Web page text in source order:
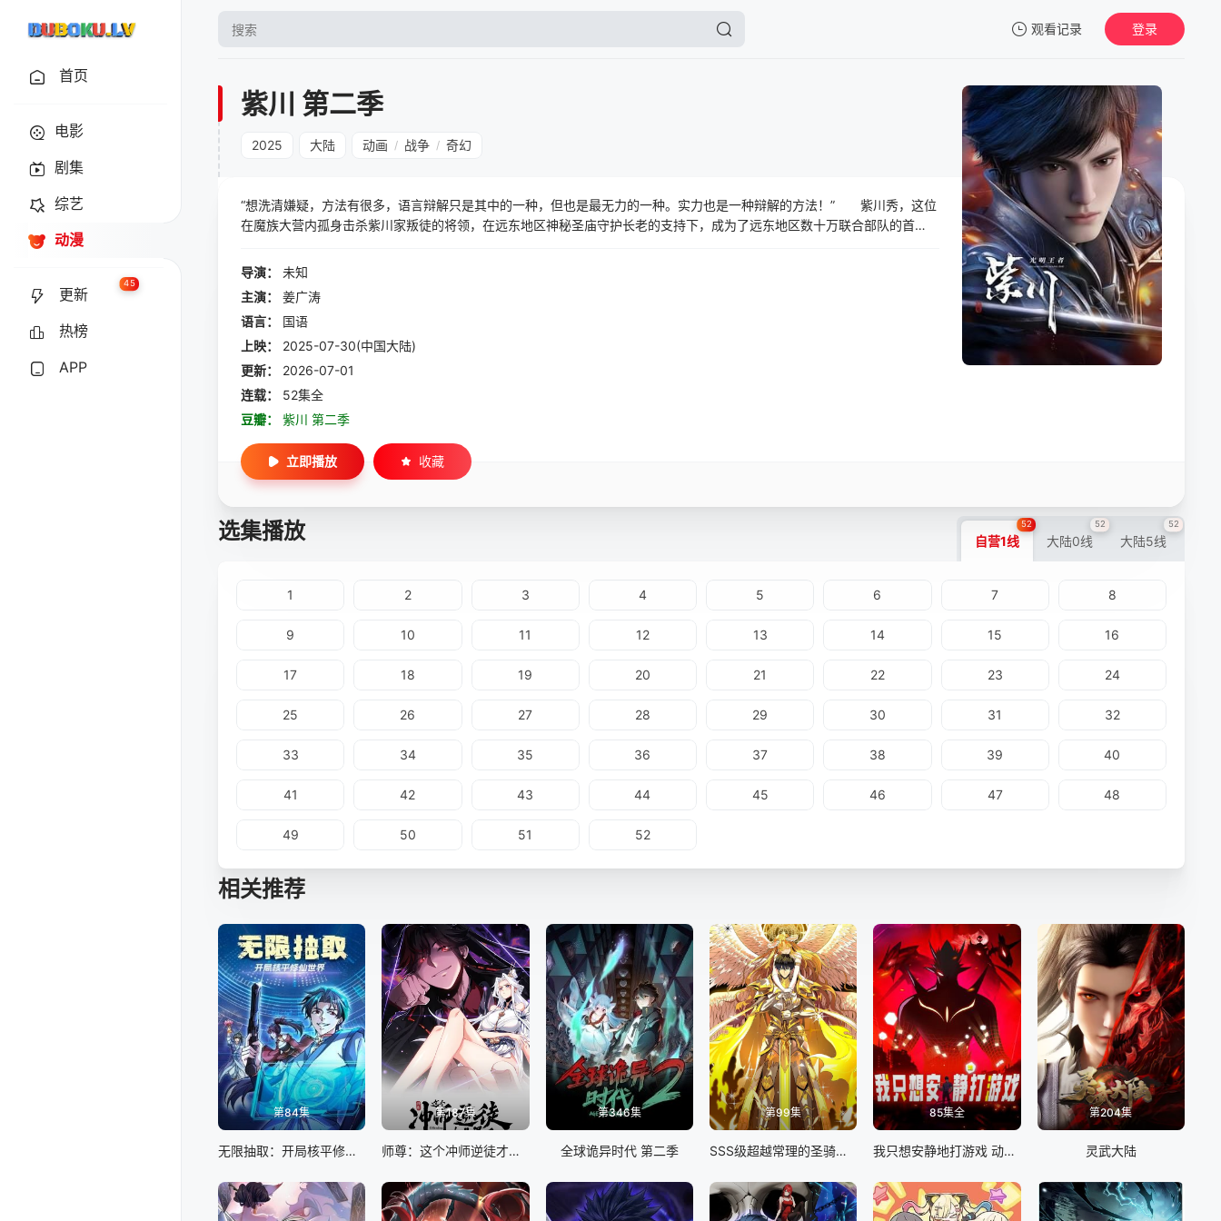
观看记录
暂无观看影片的记录
登录
首页
电影
剧集
综艺
动漫
更新
45
热榜
APP
紫川 第二季
2025 大陆 动画 / 战争 / 奇幻
“想洗清嫌疑，方法有很多，语言辩解只是其中的一种，但也是最无力的一种。实力也是一种辩解的方法！” 紫川秀，这位
在魔族大营内孤身击杀紫川家叛徒的将领，在远东地区神秘圣庙守护长老的支持下，成为了远东地区数十万联合部队的首
导演：
未知
主演：
姜广涛
语言：
国语
上映：
2025-07-30(中国大陆)
更新：
2026-07-01
连载：
52集全
豆瓣：
紫川 第二季
立即播放 收藏
选集播放 自营1线
52
大陆0线
52
大陆5线
52
1 2 3 4 5 6 7 8
9 10 11 12 13 14 15 16
17 18 19 20 21 22 23 24
25 26 27 28 29 30 31 32
33 34 35 36 37 38 39 40
41 42 43 44 45 46 47 48
49 50 51 52
相关推荐
第84集
无限抽取：开局核平修仙世界
第187集
师尊：这个冲师逆徒才不是圣子 动态漫画
第346集
全球诡异时代 第二季
第99集
SSS级超越常理的圣骑士 动态漫画
85集全
我只想安静地打游戏 动态漫画
第204集
灵武大陆